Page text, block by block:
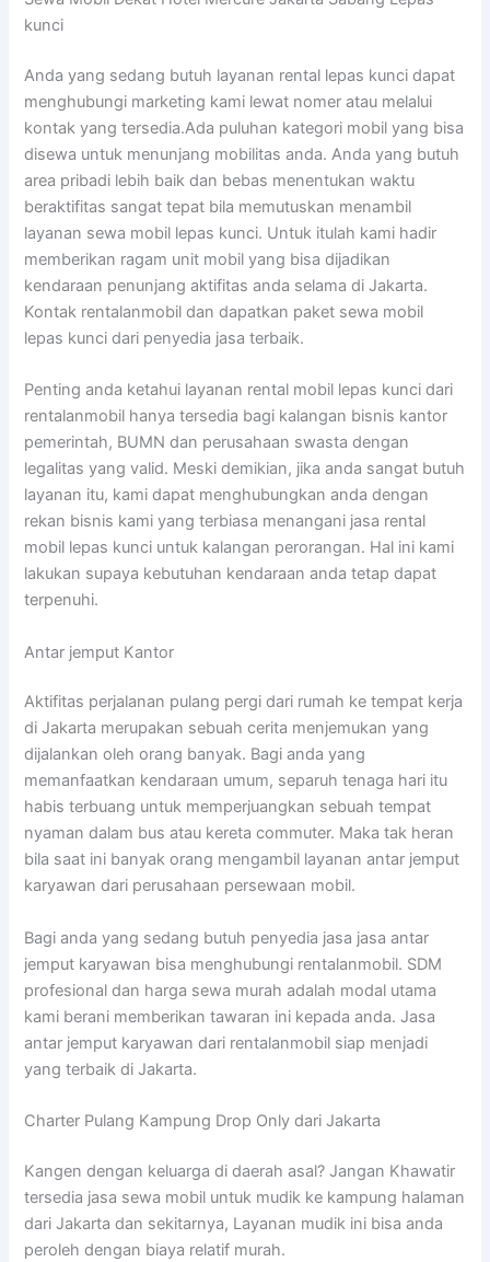
kunci
Anda yang sedang butuh layanan rental lepas kunci dapat
menghubungi marketing kami lewat nomer atau melalui
kontak yang tersedia.Ada puluhan kategori mobil yang bisa
disewa untuk menunjang mobilitas anda. Anda yang butuh
area pribadi lebih baik dan bebas menentukan waktu
beraktifitas sangat tepat bila memutuskan menambil
layanan sewa mobil lepas kunci. Untuk itulah kami hadir
memberikan ragam unit mobil yang bisa dijadikan
kendaraan penunjang aktifitas anda selama di Jakarta.
Kontak rentalanmobil dan dapatkan paket sewa mobil
lepas kunci dari penyedia jasa terbaik.
Penting anda ketahui layanan rental mobil lepas kunci dari
rentalanmobil hanya tersedia bagi kalangan bisnis kantor
pemerintah, BUMN dan perusahaan swasta dengan
legalitas yang valid. Meski demikian, jika anda sangat butuh
layanan itu, kami dapat menghubungkan anda dengan
rekan bisnis kami yang terbiasa menangani jasa rental
mobil lepas kunci untuk kalangan perorangan. Hal ini kami
lakukan supaya kebutuhan kendaraan anda tetap dapat
terpenuhi.
Antar jemput Kantor
Aktifitas perjalanan pulang pergi dari rumah ke tempat kerja
di Jakarta merupakan sebuah cerita menjemukan yang
dijalankan oleh orang banyak. Bagi anda yang
memanfaatkan kendaraan umum, separuh tenaga hari itu
habis terbuang untuk memperjuangkan sebuah tempat
nyaman dalam bus atau kereta commuter. Maka tak heran
bila saat ini banyak orang mengambil layanan antar jemput
karyawan dari perusahaan persewaan mobil.
Bagi anda yang sedang butuh penyedia jasa jasa antar
jemput karyawan bisa menghubungi rentalanmobil. SDM
profesional dan harga sewa murah adalah modal utama
kami berani memberikan tawaran ini kepada anda. Jasa
antar jemput karyawan dari rentalanmobil siap menjadi
yang terbaik di Jakarta.
Charter Pulang Kampung Drop Only dari Jakarta
Kangen dengan keluarga di daerah asal? Jangan Khawatir
tersedia jasa sewa mobil untuk mudik ke kampung halaman
dari Jakarta dan sekitarnya, Layanan mudik ini bisa anda
peroleh dengan biaya relatif murah.